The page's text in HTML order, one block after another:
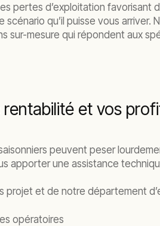
pertes d’exploitation favorisant
scénario qu’il puisse vous
sur-mesure qui répondent aux
et vos
peuvent peser
apporter une assistance
projet et de notre département
opératoires